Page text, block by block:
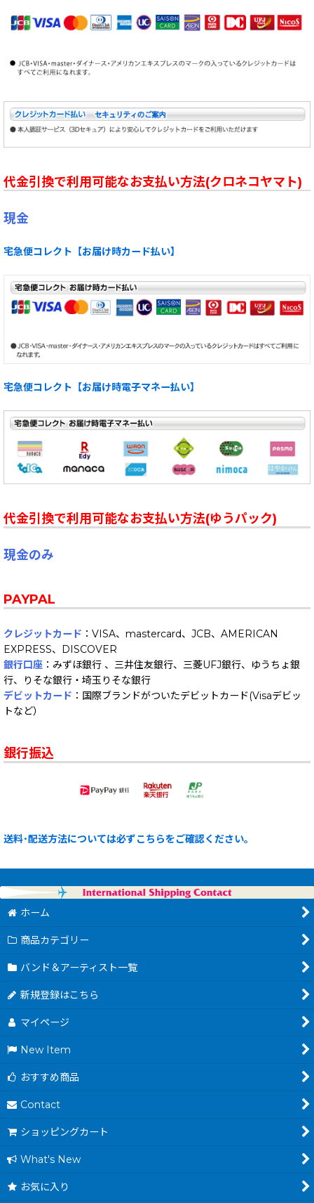
代金引換で利用可能なお支払い方法(クロネコヤマト)
現金
宅急便コレクト【お届け時カード払い】
宅急便コレクト【お届け時電子マネー払い】
代金引換で利用可能なお支払い方法(ゆうパック)
現金のみ
PAYPAL
クレジットカード ：VISA、mastercard、JCB、AMERICAN
EXPRESS、DISCOVER
銀行口座 ：みずほ銀行 、三井住友銀行、三菱UFJ銀行、ゆうちょ銀
行、りそな銀行・埼玉りそな銀行
デビットカード ：国際ブランドがついたデビットカード(Visaデビッ
トなど）
銀行振込
送料･配送方法については必ずこちらをご確認ください。
ホーム
商品カテゴリー
バンド＆アーティスト一覧
新規登録はこちら
マイページ
New Item
おすすめ商品
Contact
ショッピングカート
What's New
お気に入り